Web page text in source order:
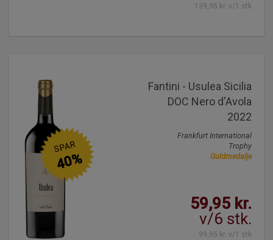
139,95 kr. v/1 stk
Fantini - Usulea Sicilia
DOC Nero d'Avola
2022
Frankfurt International
Trophy
Guldmedalje
59,95 kr.
v/6 stk.
99,95 kr. v/1 stk
SPAR
40%